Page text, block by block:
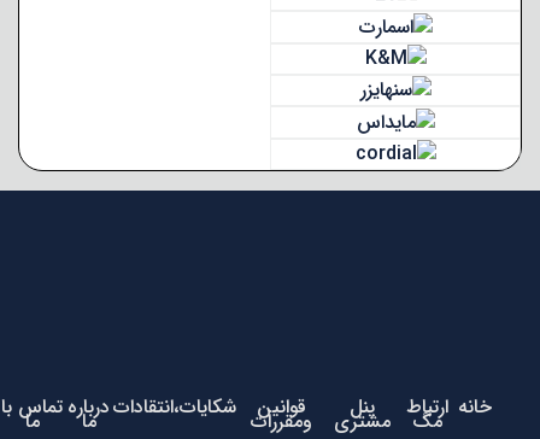
خانه ارتباط
مگ پنل
مشتری قوانین
ومقررات شکایات،انتقاداتدرباره
ما تماس با
ما